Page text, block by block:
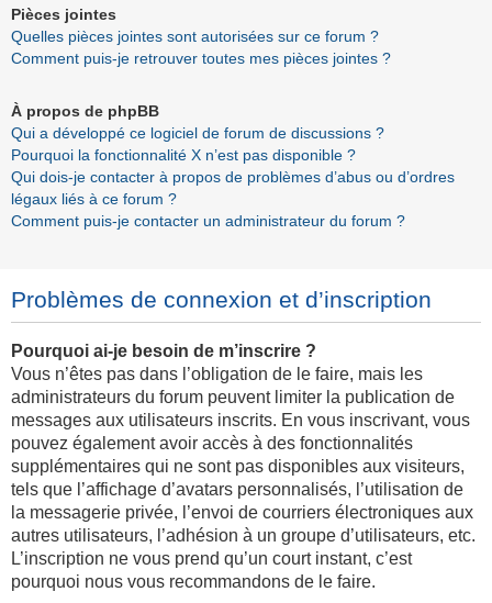
Pièces jointes
Quelles pièces jointes sont autorisées sur ce forum ?
Comment puis-je retrouver toutes mes pièces jointes ?
À propos de phpBB
Qui a développé ce logiciel de forum de discussions ?
Pourquoi la fonctionnalité X n’est pas disponible ?
Qui dois-je contacter à propos de problèmes d’abus ou d’ordres
légaux liés à ce forum ?
Comment puis-je contacter un administrateur du forum ?
Problèmes de connexion et d’inscription
Pourquoi ai-je besoin de m’inscrire ?
Vous n’êtes pas dans l’obligation de le faire, mais les
administrateurs du forum peuvent limiter la publication de
messages aux utilisateurs inscrits. En vous inscrivant, vous
pouvez également avoir accès à des fonctionnalités
supplémentaires qui ne sont pas disponibles aux visiteurs,
tels que l’affichage d’avatars personnalisés, l’utilisation de
la messagerie privée, l’envoi de courriers électroniques aux
autres utilisateurs, l’adhésion à un groupe d’utilisateurs, etc.
L’inscription ne vous prend qu’un court instant, c’est
pourquoi nous vous recommandons de le faire.